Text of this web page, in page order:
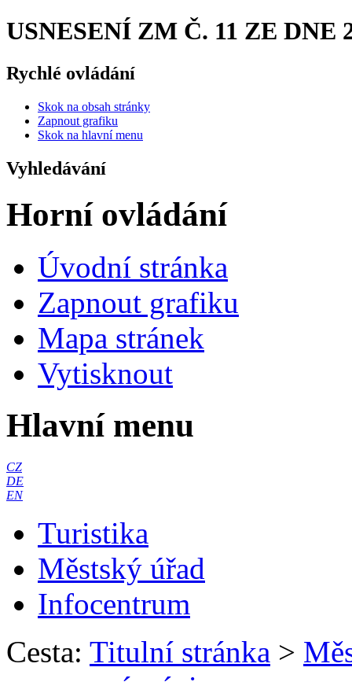
USNESENÍ ZM Č. 11 ZE DNE
Rychlé ovládání
Skok na obsah stránky
Zapnout grafiku
Skok na hlavní menu
Vyhledávání
Horní ovládání
Úvodní stránka
Zapnout grafiku
Mapa stránek
Vytisknout
Hlavní menu
CZ
DE
EN
Turistika
Městský úřad
Infocentrum
Cesta: Titulní stránka >